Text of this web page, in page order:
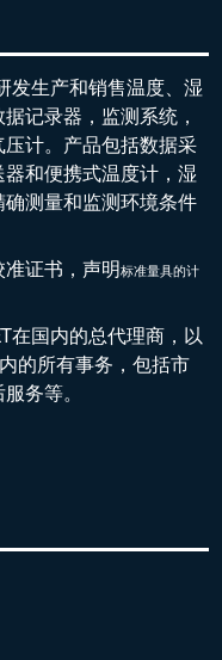
发生产和销售温度、湿
记录器，监测系统，
计。产品包括数据采
和便携式温度计，湿
测量和监测环境条件
准证书，声明标准量具的计
在国内的总代理商，以
的所有事务，包括市
务等。